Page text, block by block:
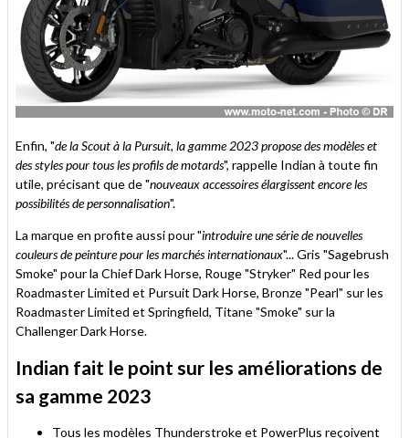
Enfin, "de la Scout à la Pursuit, la gamme 2023 propose des modèles et
des styles pour tous les profils de motards", rappelle Indian à toute fin
utile, précisant que de "nouveaux accessoires élargissent encore les
possibilités de personnalisation".
La marque en profite aussi pour "introduire une série de nouvelles
couleurs de peinture pour les marchés internationaux"... Gris "Sagebrush
Smoke" pour la Chief Dark Horse, Rouge "Stryker" Red pour les
Roadmaster Limited et Pursuit Dark Horse, Bronze "Pearl" sur les
Roadmaster Limited et Springfield, Titane "Smoke" sur la
Challenger Dark Horse.
Indian fait le point sur les améliorations de
sa gamme 2023
Tous les modèles Thunderstroke et PowerPlus reçoivent